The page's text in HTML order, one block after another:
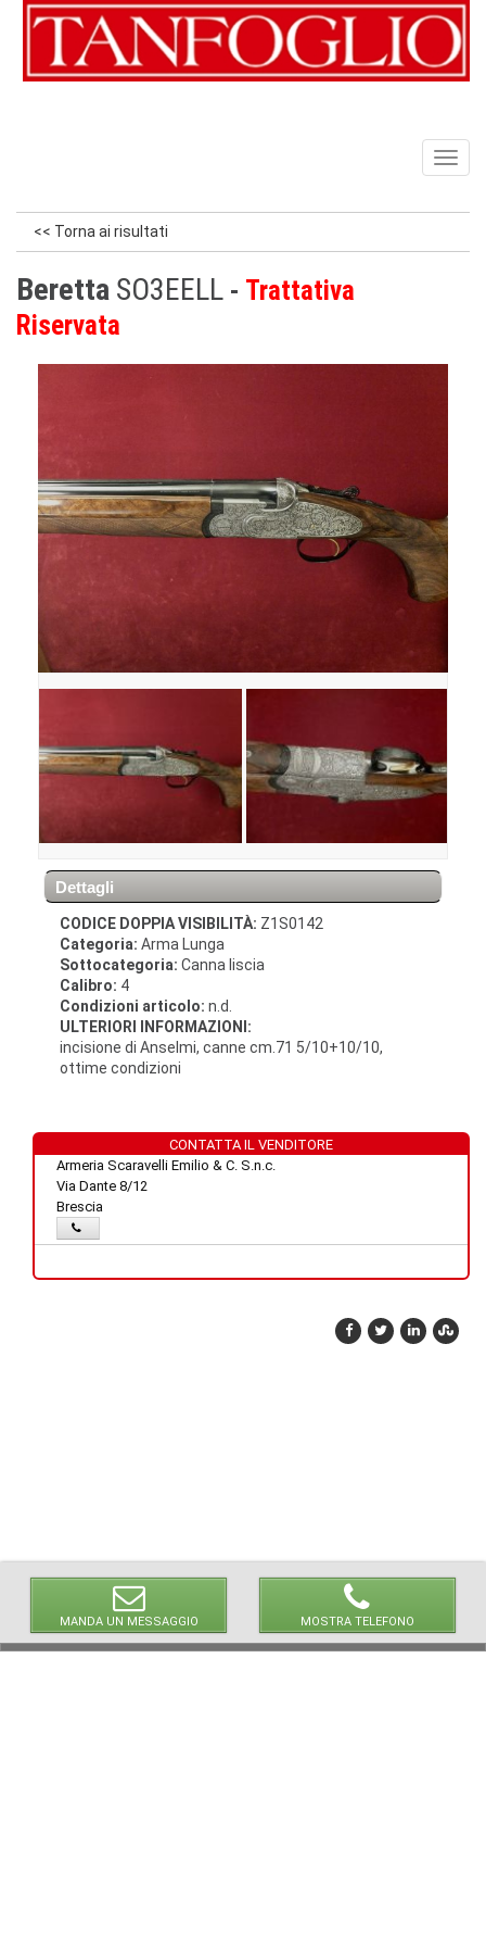
<< Torna ai risultati
Beretta SO3EELL
Trattativa
Riservata
Dettagli
CODICE DOPPIA VISIBILITÀ: Z1S0142
Categoria: Arma Lunga
Sottocategoria: Canna liscia
Calibro: 4
Condizioni articolo: n.d.
ULTERIORI INFORMAZIONI:
incisione di Anselmi, canne cm.71 5/10+10/10,
ottime condizioni
MANDA UN MESSAGGIO MOSTRA TELEFONO
CONTATTA IL VENDITORE
Armeria Scaravelli Emilio & C. S.n.c.
Via Dante 8/12
Brescia